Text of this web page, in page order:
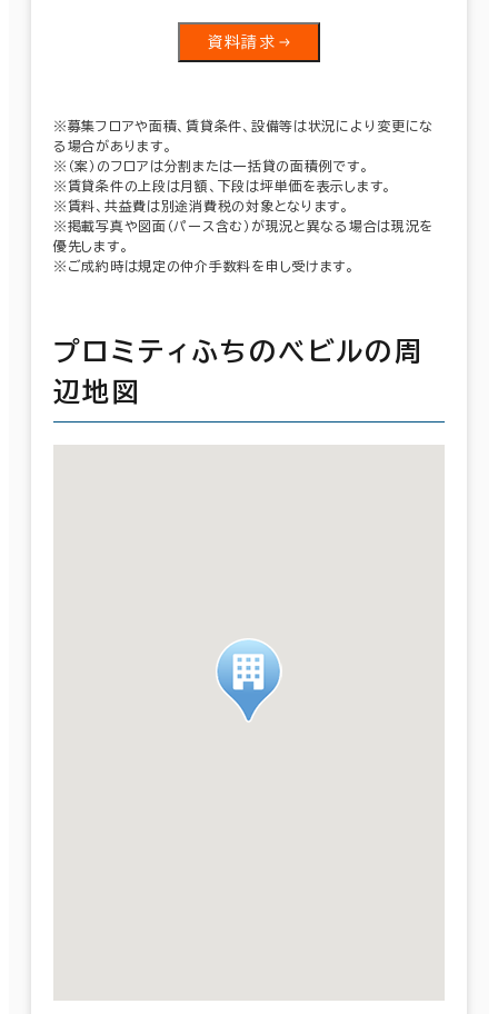
資料請求
※募集フロアや面積、賃貸条件、設備等は状況により変更にな
る場合があります。
※（案）のフロアは分割または一括貸の面積例です。
※賃貸条件の上段は月額、下段は坪単価を表示します。
※賃料、共益費は別途消費税の対象となります。
※掲載写真や図面（パース含む）が現況と異なる場合は現況を
優先します。
※ご成約時は規定の仲介手数料を申し受けます。
プロミティふちのべビルの周
辺地図